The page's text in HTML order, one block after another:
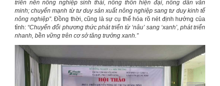
triển nền nông nghiệp sinh thái, nông thôn hiện đại, nông dân văn
minh; chuyển mạnh từ tư duy sản xuất nông nghiệp sang tư duy kinh tế
nông nghiệp”.Đồng thời, cũng là sự cụ thể hóa rõ nét định hướng của
tỉnh: “Chuyển đổi phương thức phát triển từ ‘nâu’ sang ‘xanh’, phát triển
nhanh, bền vững trên cơ sở tăng trưởng xanh.”